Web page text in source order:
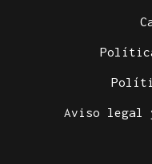
Aviso legal